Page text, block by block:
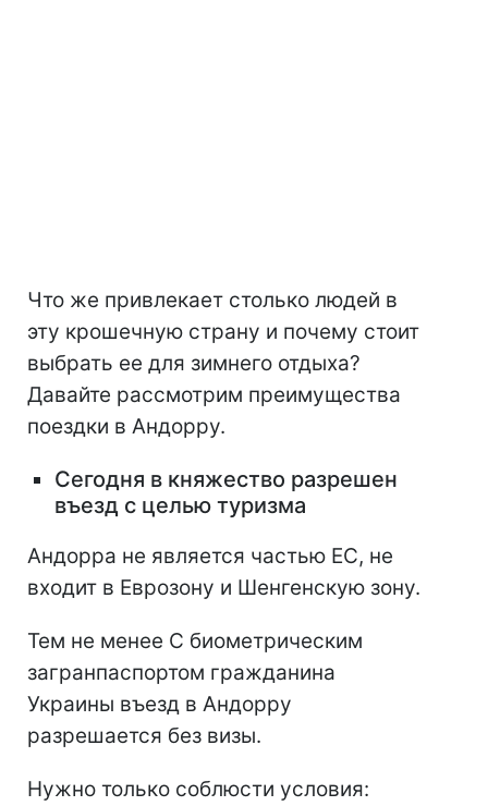
Что же привлекает столько людей в
эту крошечную страну и почему стоит
выбрать ее для зимнего отдыха?
Давайте рассмотрим преимущества
поездки в Андорру.
Сегодня в княжество разрешен
въезд с целью туризма
Андорра не является частью ЕС, не
входит в Еврозону и Шенгенскую зону.
Тем не менее С биометрическим
загранпаспортом гражданина
Украины въезд в Андорру
разрешается без визы.
Нужно только соблюсти условия: